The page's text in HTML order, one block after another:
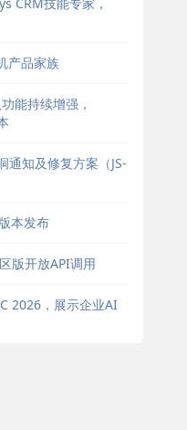
产品家族
能持续增强，
知及修复方案（JS-
本发布
版开放API调用
2026，展示企业AI